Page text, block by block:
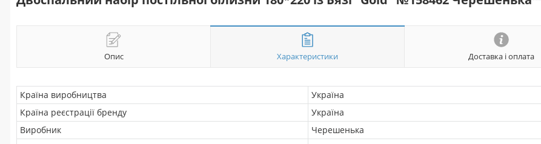
Опис Характеристики Доставка і оплата
Країна виробництва
Україна
Країна реєстрації бренду
Україна
Виробник
Черешенька